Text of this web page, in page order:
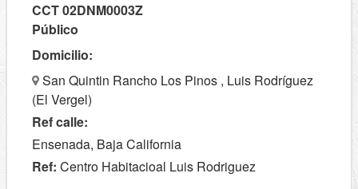
CCT 02DNM0003Z
Público
Domicilio:
San Quintin Rancho Los Pinos , Luis Rodríguez
(El Vergel)
Ref calle:
Ensenada, Baja California
Ref: Centro Habitacioal Luis Rodriguez